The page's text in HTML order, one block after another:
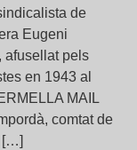
de
Eugeni
afusellat pels
en 1943 al
MAIL
comtat de
[…]